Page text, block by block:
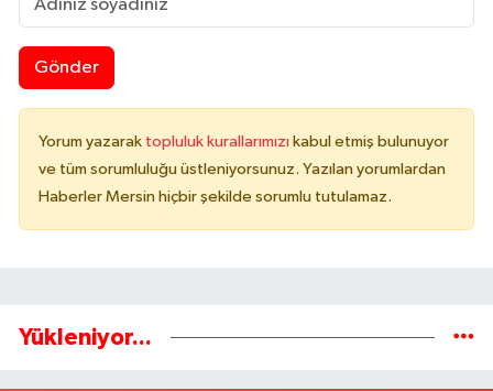
Gönder
Yorum yazarak topluluk kurallarımızı kabul etmiş bulunuyor
ve tüm sorumluluğu üstleniyorsunuz. Yazılan yorumlardan
Haberler Mersin hiçbir şekilde sorumlu tutulamaz.
Yükleniyor...